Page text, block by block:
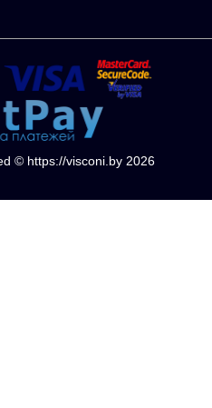
© https://visconi.by 2026